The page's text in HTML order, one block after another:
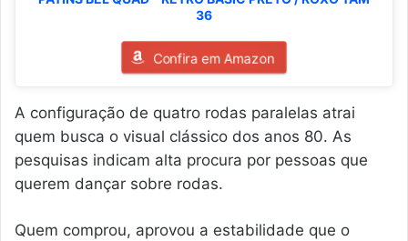
36
Confira em Amazon
A configuração de quatro rodas paralelas atrai
quem busca o visual clássico dos anos 80. As
pesquisas indicam alta procura por pessoas que
querem dançar sobre rodas.
Quem comprou, aprovou a estabilidade que o